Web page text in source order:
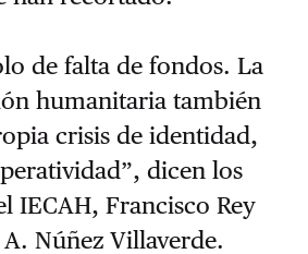
de falta de fondos. La
humanitaria también
crisis de identidad,
dicen los
IECAH, Francisco Rey
A. Núñez Villaverde.